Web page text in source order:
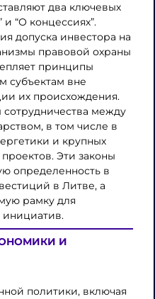
два ключевых
“О концессиях”.
допуска инвестора на
правовой охраны
принципы
субъектам вне
их происхождения.
между
в том числе в
и крупных
Эти законы
определенность в
в Литве, а
рамку для
инициатив.
И
политики, включая